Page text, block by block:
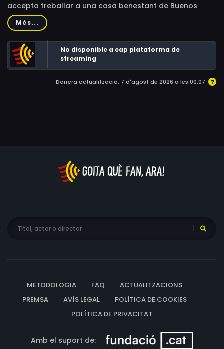
accepta treballar a una casa benestant de Buenos
Aires substituint la seva cosina, que es recupera d’un
accident. El seu encant desperta una forta atracció
sexual entre els quatre membres de la família, exposant
la fragilitat de la seva felicitat aparent. Privilegiant el
detall i la intimitat sobre els grans efectes, la narrativa
s’endinsa en l’àmbit quotidià per explorar de quina
Més...
No disponible a cap plataforma de
streaming
Darrera actualització: 7 d'agost de 2026 a les 00:07
METODOLOGIA FAQ
ACTUALITZACIONS
PREMSA
AVÍS LEGAL
POLÍTICA DE COOKIES
POLÍTICA DE PRIVACITAT
Amb el suport de: